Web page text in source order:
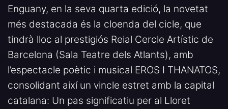
Enguany, en la seva quarta edició, la novetat
més destacada és la cloenda del cicle, que
tindrà lloc al prestigiós Reial Cercle Artístic de
Barcelona (Sala Teatre dels Atlants), amb
l’espectacle poètic i musical EROS I THANATOS,
consolidant així un vincle estret amb la capital
catalana: Un pas significatiu per al Lloret